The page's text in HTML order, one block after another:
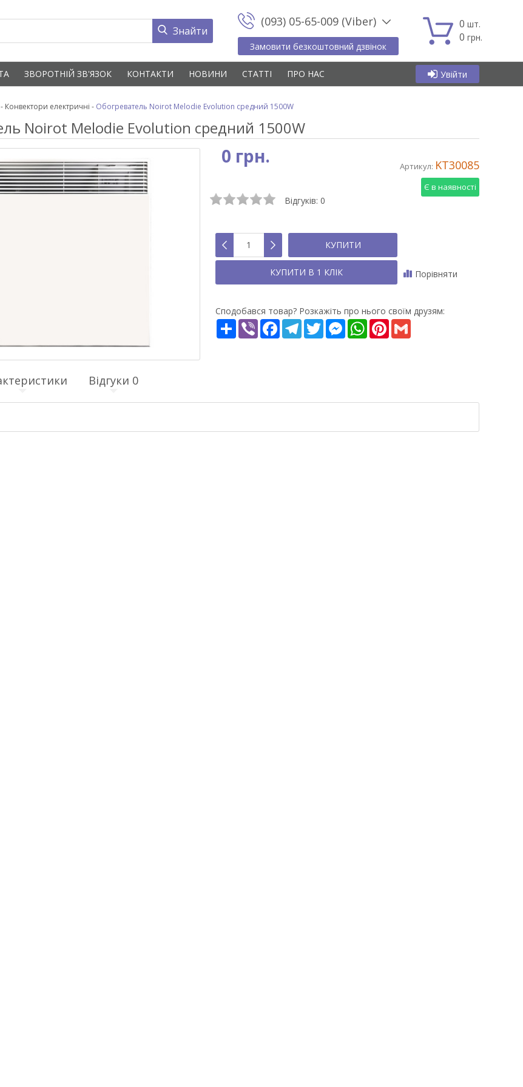
Знайти
(093) 05-65-009 (Viber)
Замовити безкоштовний дзвінок
0 шт.
0 грн.
ЗВОРОТНІЙ ЗВ'ЯЗОК КОНТАКТИ НОВИНИ СТАТТІ ПРО НАС Увійти
- Конвектори електричні - Обогреватель Noirot Melodie Evolution средний 1500W
Noirot Melodie Evolution средний 1500W
0 грн.
Відгуків: 0
Артикул: KT30085
Є в наявності
КУПИТИ
Порівняти
КУПИТИ В 1 КЛІК
Сподобався товар? Розкажіть про нього своїм друзям:
Share Viber FacebookTelegramTwitterMessengerWhatsApp
Pinterest
Відгуки 0